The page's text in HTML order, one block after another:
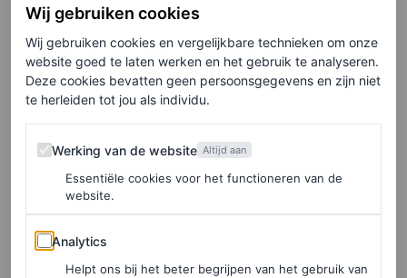
vraag die mij ook na de opnames nog aan het denken
zette, en waarvan het antwoord eigenlijk heel goed mijn
jaar omschrijft. Ik ben er dit jaar namelijk achter
gekomen dat in elkeblessingeen
verwacht dat het zo zou lopen, zie ik ook veel groei.
Elke week onze beste artikelen in je inbox?
Schrijf je hier in voor de Vogue-nieuwsbrief.
Wij gebruiken cookies
Wij gebruiken cookies en vergelijkbare technieken om onze
website goed te laten werken en het gebruik te analyseren.
Deze cookies bevatten geen persoonsgegevens en zijn niet
te herleiden tot jou als individu.
Werking van de website
Werking van de website Altijd aan
Essentiële cookies voor het functioneren van de
website.
Analytics
Analytics
Helpt ons bij het beter begrijpen van het gebruik van